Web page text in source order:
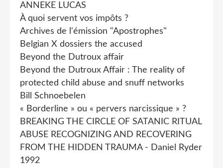
ANNEKE LUCAS
À quoi servent vos impôts ?
Archives de l'émission "Apostrophes"
Belgian X dossiers the accused
Beyond the Dutroux affair
Beyond the Dutroux Affair : The reality of
protected child abuse and snuff networks
Bill Schnoebelen
« Borderline » ou « pervers narcissique » ?
BREAKING THE CIRCLE OF SATANIC RITUAL
ABUSE RECOGNIZING AND RECOVERING
FROM THE HIDDEN TRAUMA - Daniel Ryder
1992